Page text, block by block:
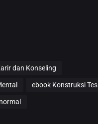
dan Konseling
ebook Konstruksi Tes